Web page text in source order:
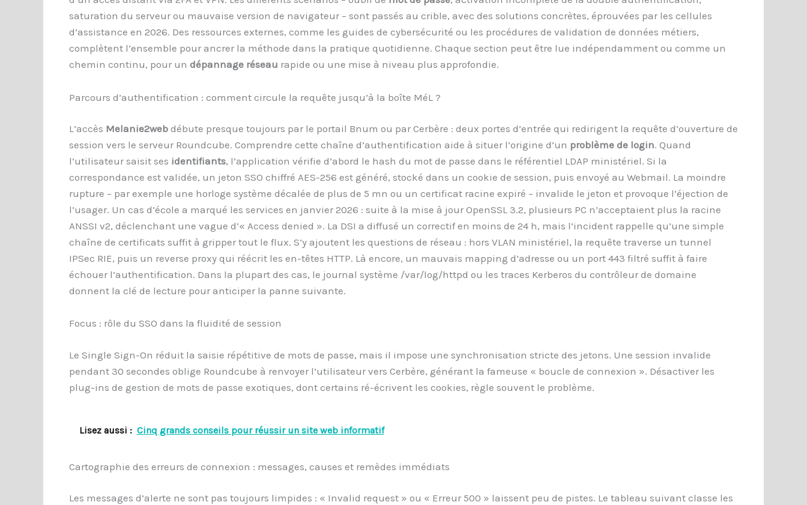
saturation du serveur ou mauvaise version de navigateur – sont passés au crible, avec des solutions concrètes, éprouvées par les cellules
d’assistance en 2026. Des ressources externes, comme les guides de cybersécurité ou les procédures de validation de données métiers,
complètent l’ensemble pour ancrer la méthode dans la pratique quotidienne. Chaque section peut être lue indépendamment ou comme un
chemin continu, pour un dépannage réseau rapide ou une mise à niveau plus approfondie.
Parcours d’authentification : comment circule la requête jusqu’à la boîte MéL ?
L’accès Melanie2webdébute presque toujours par le portail Bnum ou par Cerbère : deux portes d’entrée qui redirigent la requête d’ouverture de
session vers le serveur Roundcube. Comprendre cette chaîne d’authentification aide à situer l’origine d’un problème de login. Quand
l’utilisateur saisit ses identifiants, l’application vérifie d’abord le hash du mot de passe dans le référentiel LDAP ministériel. Si la
correspondance est validée, un jeton SSO chiffré AES-256 est généré, stocké dans un cookie de session, puis envoyé au Webmail. La moindre
rupture – par exemple une horloge système décalée de plus de 5 mn ou un certificat racine expiré – invalide le jeton et provoque l’éjection de
l’usager. Un cas d’école a marqué les services en janvier 2026 : suite à la mise à jour OpenSSL 3.2, plusieurs PC n’acceptaient plus la racine
ANSSI v2, déclenchant une vague d’« Access denied ». La DSI a diffusé un correctif en moins de 24 h, mais l’incident rappelle qu’une simple
chaîne de certificats suffit à gripper tout le flux. S’y ajoutent les questions de réseau : hors VLAN ministériel, la requête traverse un tunnel
IPSec RIE, puis un reverse proxy qui réécrit les en-têtes HTTP. Là encore, un mauvais mapping d’adresse ou un port 443 filtré suffit à faire
échouer l’authentification. Dans la plupart des cas, le journal système /var/log/httpd ou les traces Kerberos du contrôleur de domaine
donnent la clé de lecture pour anticiper la panne suivante.
Focus : rôle du SSO dans la fluidité de session
Le Single Sign-On réduit la saisie répétitive de mots de passe, mais il impose une synchronisation stricte des jetons. Une session invalide
pendant 30 secondes oblige Roundcube à renvoyer l’utilisateur vers Cerbère, générant la fameuse « boucle de connexion ». Désactiver les
plug-ins de gestion de mots de passe exotiques, dont certains ré-écrivent les cookies, règle souvent le problème.
Lisez aussi : Cinq grands conseils pour réussir un site web informatif
Cartographie des erreurs de connexion : messages, causes et remèdes immédiats
Les messages d’alerte ne sont pas toujours limpides : « Invalid request » ou « Erreur 500 » laissent peu de pistes. Le tableau suivant classe les